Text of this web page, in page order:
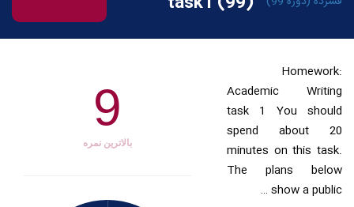
Homework:
Academic Writing
task 1 You should
spend about 20
minutes on this task.
The plans below
show a public …
9
بالاترین نمره